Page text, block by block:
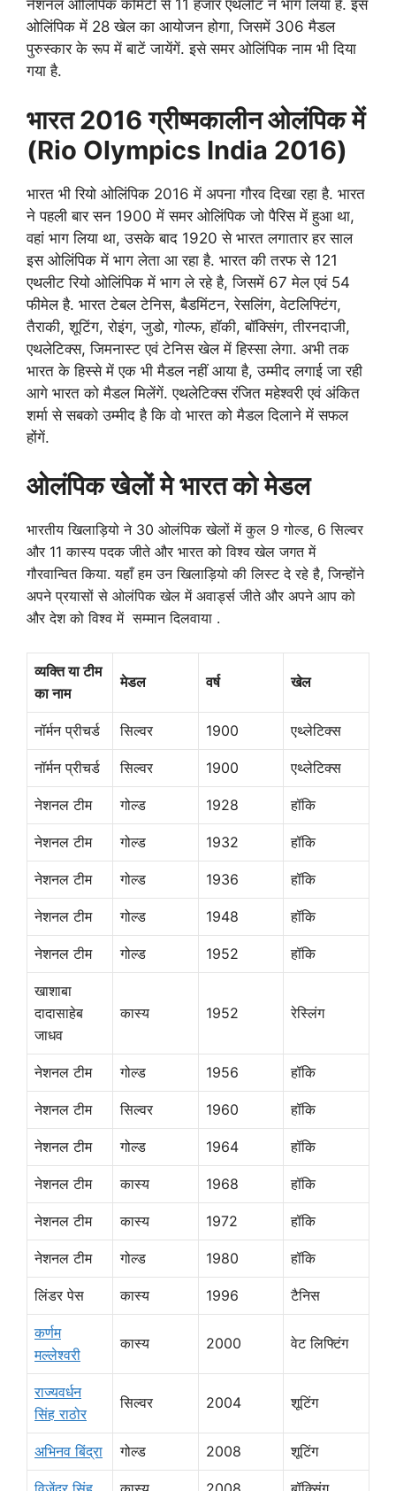
नेशनल ओलिंपिक कमिटी से 11 हजार एथलीट ने भाग लिया है. इस
ओलिंपिक में 28 खेल का आयोजन होगा, जिसमें 306 मैडल
पुरुस्कार के रूप में बाटें जायेंगें. इसे समर ओलिंपिक नाम भी दिया
गया है.
भारत 2016 ग्रीष्मकालीन ओलंपिक में
(Rio Olympics India 2016)
भारत भी रियो ओलिंपिक 2016 में अपना गौरव दिखा रहा है. भारत
ने पहली बार सन 1900 में समर ओलिंपिक जो पैरिस में हुआ था,
वहां भाग लिया था, उसके बाद 1920 से भारत लगातार हर साल
इस ओलिंपिक में भाग लेता आ रहा है. भारत की तरफ से 121
एथलीट रियो ओलिंपिक में भाग ले रहे है, जिसमें 67 मेल एवं 54
फीमेल है. भारत टेबल टेनिस, बैडमिंटन, रेसलिंग, वेटलिफ्टिंग,
तैराकी, शूटिंग, रोइंग, जुडो, गोल्फ, हॉकी, बॉक्सिंग, तीरनदाजी,
एथलेटिक्स, जिमनास्ट एवं टेनिस खेल में हिस्सा लेगा. अभी तक
भारत के हिस्से में एक भी मैडल नहीं आया है, उम्मीद लगाई जा रही
आगे भारत को मैडल मिलेंगें. एथलेटिक्स रंजित महेश्वरी एवं अंकित
शर्मा से सबको उम्मीद है कि वो भारत को मैडल दिलाने में सफल
होंगें.
ओलंपिक खेलों मे भारत को मेडल
भारतीय खिलाड़ियो ने 30 ओलंपिक खेलों में कुल 9 गोल्ड, 6 सिल्वर
और 11 कास्य पदक जीते और भारत को विश्व खेल जगत में
गौरवान्वित किया. यहाँ हम उन खिलाड़ियो की लिस्ट दे रहे है, जिन्होंने
अपने प्रयासों से ओलंपिक खेल में अवार्ड्स जीते और अपने आप को
और देश को विश्व में सम्मान दिलवाया .
व्यक्ति या टीम
का नाम
मेडल वर्ष खेल
नॉर्मन प्रीचर्ड सिल्वर 1900 एथ्लेटिक्स
नॉर्मन प्रीचर्ड सिल्वर 1900 एथ्लेटिक्स
नेशनल टीम गोल्ड 1928 हॉकि
नेशनल टीम गोल्ड 1932 हॉकि
नेशनल टीम गोल्ड 1936 हॉकि
नेशनल टीम गोल्ड 1948 हॉकि
नेशनल टीम गोल्ड 1952 हॉकि
खाशाबा
दादासाहेब
जाधव
कास्य 1952 रेस्लिंग
नेशनल टीम गोल्ड 1956 हॉकि
नेशनल टीम सिल्वर 1960 हॉकि
नेशनल टीम गोल्ड 1964 हॉकि
नेशनल टीम कास्य 1968 हॉकि
नेशनल टीम कास्य 1972 हॉकि
नेशनल टीम गोल्ड 1980 हॉकि
लिंडर पेस कास्य 1996 टैनिस
कर्णम
मल्लेश्वरी
कास्य 2000 वेट लिफ्टिंग
राज्यवर्धन
सिंह राठोर
सिल्वर 2004 शूटिंग
अभिनव बिंद्रा गोल्ड 2008 शूटिंग